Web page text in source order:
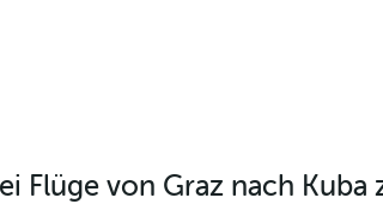
von Wien nach Basseterre
von Innsbruck nach Punta Cana
Flüge von Graz nach Kuba